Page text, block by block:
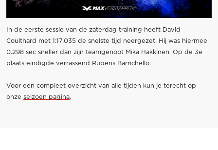
In de eerste sessie van de zaterdag training heeft David
Coulthard met 1:17.035 de snelste tijd neergezet. Hij was hiermee
0.298 sec sneller dan zijn teamgenoot Mika Hakkinen. Op de 3e
plaats eindigde verrassend Rubens Barrichello.
Voor een compleet overzicht van alle tijden kun je terecht op
onze seizoen pagina.